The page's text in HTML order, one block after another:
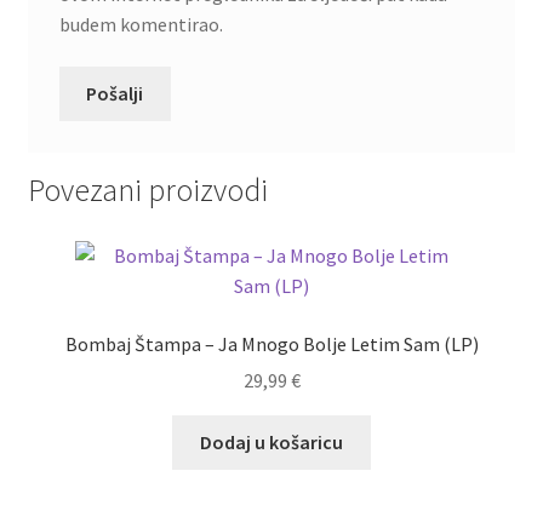
budem komentirao.
Povezani proizvodi
Bombaj Štampa – Ja Mnogo Bolje Letim Sam (LP)
29,99 €
Dodaj u košaricu